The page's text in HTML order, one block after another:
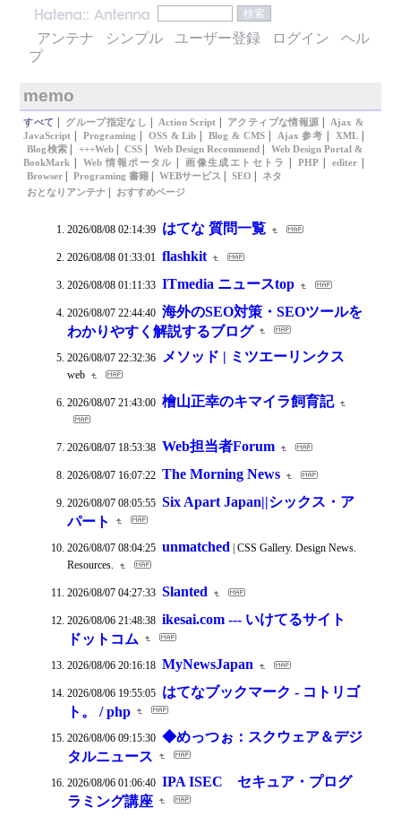
アンテナ シンプル ユーザー登録 ログイン
ヘル
プ
memo
すべて | グループ指定なし | Action Script | アクティブな情報源 |
Ajax &
JavaScript | Programing | OSS & Lib | Blog & CMS| Ajax 参考 | XML|
Blog検索 | +++Web| CSS | Web Design Recommend |
Web Design Portal &
BookMark | Web 情報ポータル | 画像生成エトセトラ | PHP | editer |
Browser | Programing 書籍 | WEBサービス | SEO |
ネタ
おとなりアンテナ | おすすめページ
2026/08/08 02:14:39 はてな 質問一覧
2026/08/08 01:33:01 flashkit
2026/08/08 01:11:33 ITmedia ニュースtop
2026/08/07 22:44:40 海外のSEO対策・SEOツールを
わかりやすく解説するブログ
2026/08/07 22:32:36 メソッド | ミツエーリンクス
web
2026/08/07 21:43:00 檜山正幸のキマイラ飼育記
2026/08/07 18:53:38 Web担当者Forum
2026/08/07 16:07:22 The Morning News
2026/08/07 08:05:55 Six Apart Japan||シックス・ア
パート
2026/08/07 08:04:25 unmatched | CSS Gallery. Design News.
Resources.
2026/08/07 04:27:33 Slanted
2026/08/06 21:48:38 ikesai.com --- いけてるサイト
ドットコム
2026/08/06 20:16:18 MyNewsJapan
2026/08/06 19:55:05 はてなブックマーク - コトリゴ
ト。 / php
2026/08/06 09:15:30 ◆めっつぉ：スクウェア＆デジ
タルニュース
2026/08/06 01:06:40 IPA ISEC セキュア・プログ
ラミング講座